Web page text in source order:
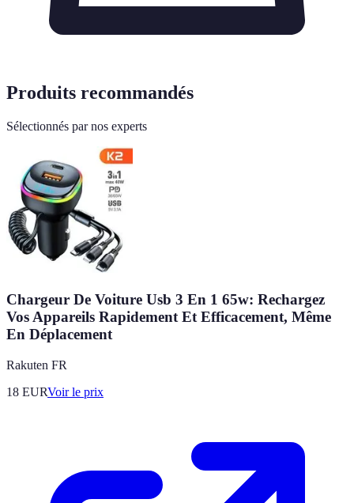
Produits recommandés
Sélectionnés par nos experts
Chargeur De Voiture Usb 3 En 1 65w: Rechargez
Vos Appareils Rapidement Et Efficacement, Même
En Déplacement
Rakuten FR
18 EURVoir le prix